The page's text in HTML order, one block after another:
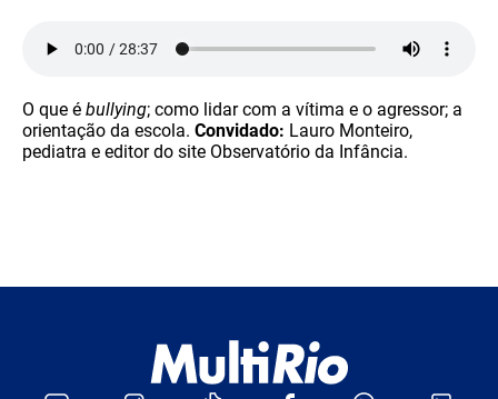
O que é bullying; como lidar com a vítima e o agressor; a
orientação da escola. Convidado: Lauro Monteiro,
pediatra e editor do site Observatório da Infância.